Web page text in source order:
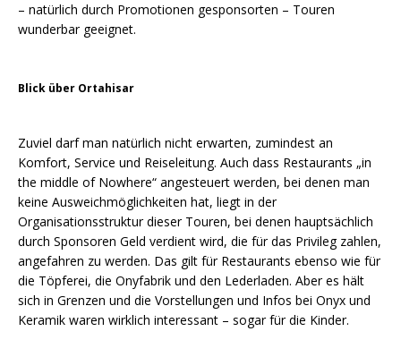
– natürlich durch Promotionen gesponsorten – Touren
wunderbar geeignet.
Blick über Ortahisar
Zuviel darf man natürlich nicht erwarten, zumindest an
Komfort, Service und Reiseleitung. Auch dass Restaurants „in
the middle of Nowhere“ angesteuert werden, bei denen man
keine Ausweichmöglichkeiten hat, liegt in der
Organisationsstruktur dieser Touren, bei denen hauptsächlich
durch Sponsoren Geld verdient wird, die für das Privileg zahlen,
angefahren zu werden. Das gilt für Restaurants ebenso wie für
die Töpferei, die Onyfabrik und den Lederladen. Aber es hält
sich in Grenzen und die Vorstellungen und Infos bei Onyx und
Keramik waren wirklich interessant – sogar für die Kinder.